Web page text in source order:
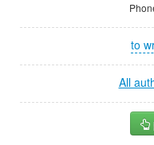
to
All